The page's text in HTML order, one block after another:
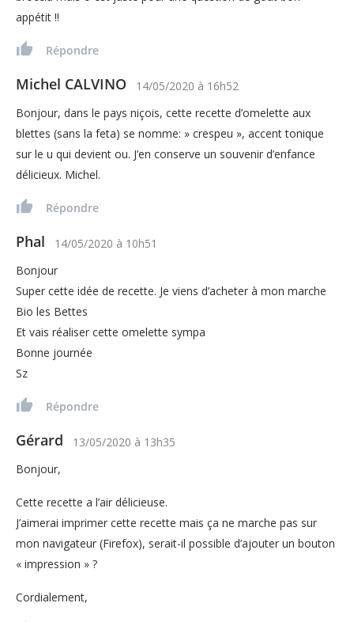
appétit !!
Répondre
Michel CALVINO 14/05/2020 à 16h52
Bonjour, dans le pays niçois, cette recette d’omelette aux
blettes (sans la feta) se nomme: » crespeu », accent tonique
sur le u qui devient ou. J’en conserve un souvenir d’enfance
délicieux. Michel.
Répondre
Phal 14/05/2020 à 10h51
Bonjour
Super cette idée de recette. Je viens d’acheter à mon marche
Bio les Bettes
Et vais réaliser cette omelette sympa
Bonne journée
Sz
Répondre
Gérard 13/05/2020 à 13h35
Bonjour,
Cette recette a l’air délicieuse.
J’aimerai imprimer cette recette mais ça ne marche pas sur
mon navigateur (Firefox), serait-il possible d’ajouter un bouton
« impression » ?
Cordialement,